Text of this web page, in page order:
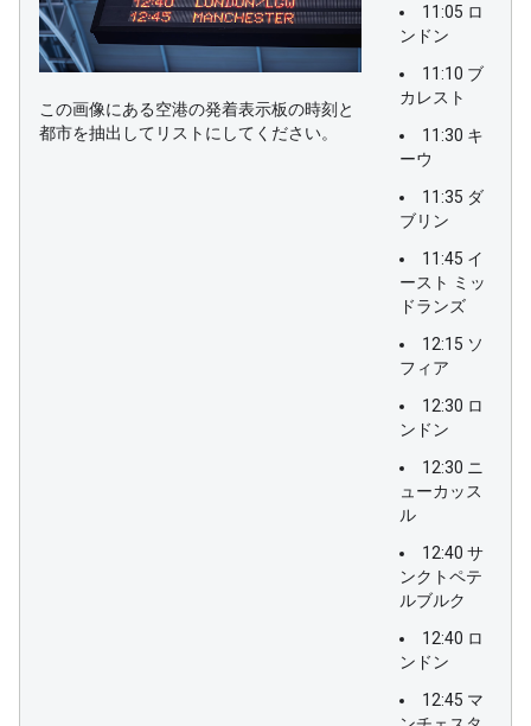
この画像にある空港の発着表示板の時刻と
都市を抽出してリストにしてください。
11:05 ロ
ンドン
11:10 ブ
カレスト
11:30 キ
ーウ
11:35 ダ
ブリン
11:45 イ
ースト ミッ
ドランズ
12:15 ソ
フィア
12:30 ロ
ンドン
12:30 ニ
ューカッス
ル
12:40 サ
ンクトペテ
ルブルク
12:40 ロ
ンドン
12:45 マ